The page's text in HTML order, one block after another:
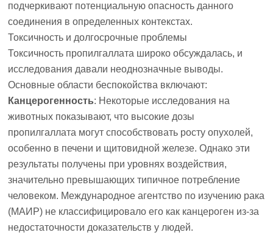
подчеркивают потенциальную опасность данного
соединения в определенных контекстах.
Токсичность и долгосрочные проблемы
Токсичность пропилгаллата широко обсуждалась, и
исследования давали неоднозначные выводы.
Основные области беспокойства включают:
Канцерогенность: Некоторые исследования на
животных показывают, что высокие дозы
пропилгаллата могут способствовать росту опухолей,
особенно в печени и щитовидной железе. Однако эти
результаты получены при уровнях воздействия,
значительно превышающих типичное потребление
человеком. Международное агентство по изучению рака
(МАИР) не классифицировало его как канцероген из-за
недостаточности доказательств у людей.